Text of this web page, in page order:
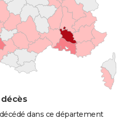
décès
dans ce département